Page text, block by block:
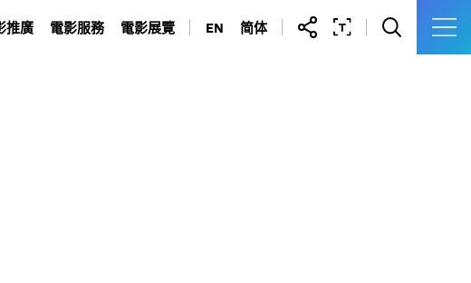
推廣
電影服務
電影展覽
EN 简体